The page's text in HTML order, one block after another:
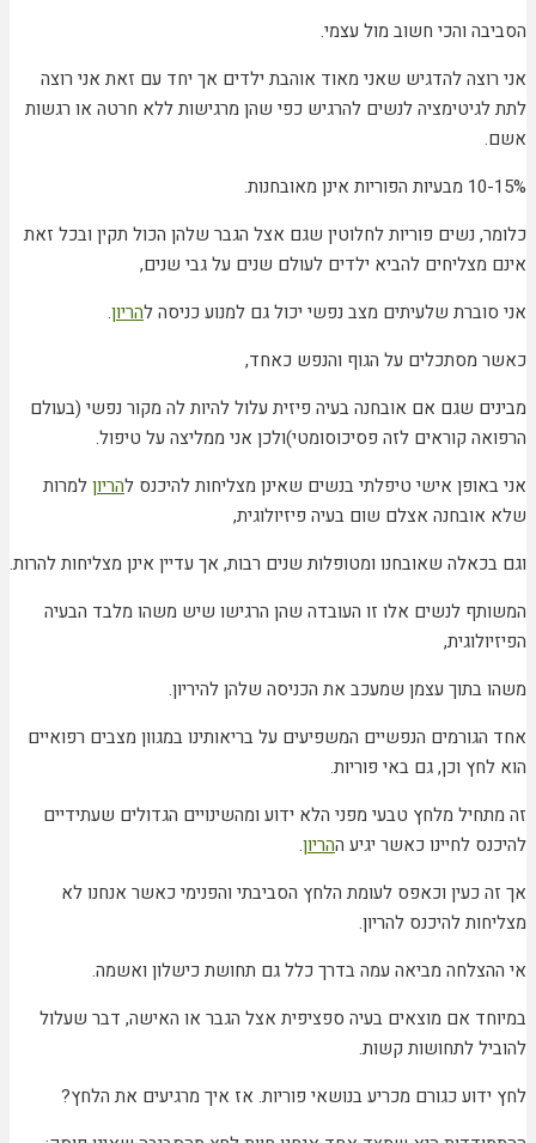
הסביבה והכי חשוב מול עצמי.
אני רוצה להדגיש שאני מאוד אוהבת ילדים אך יחד עם זאת אני רוצה
לתת לגיטימציה לנשים להרגיש כפי שהן מרגישות ללא חרטה או רגשות
אשם.
10-15% מבעיות הפוריות אינן מאובחנות.
כלומר, נשים פוריות לחלוטין שגם אצל הגבר שלהן הכול תקין ובכל זאת
אינם מצליחים להביא ילדים לעולם שנים על גבי שנים,
אני סוברת שלעיתים מצב נפשי יכול גם למנוע כניסה להריון.
כאשר מסתכלים על הגוף והנפש כאחד,
מבינים שגם אם אובחנה בעיה פיזית עלול להיות לה מקור נפשי (בעולם
הרפואה קוראים לזה פסיכוסומטי)ולכן אני ממליצה על טיפול.
אני באופן אישי טיפלתי בנשים שאינן מצליחות להיכנס להריוןלמרות
שלא אובחנה אצלם שום בעיה פיזיולוגית,
וגם בכאלה שאובחנו ומטופלות שנים רבות, אך עדיין אינן מצליחות להרות.
המשותף לנשים אלו זו העובדה שהן הרגישו שיש משהו מלבד הבעיה
הפיזיולוגית,
משהו בתוך עצמן שמעכב את הכניסה שלהן להיריון.
אחד הגורמים הנפשיים המשפיעים על בריאותינו במגוון מצבים רפואיים
הוא לחץ וכן, גם באי פוריות.
זה מתחיל מלחץ טבעי מפני הלא ידוע ומהשינויים הגדולים שעתידיים
להיכנס לחיינו כאשר יגיע ההריון.
אך זה כעין וכאפס לעומת הלחץ הסביבתי והפנימי כאשר אנחנו לא
מצליחות להיכנס להריון.
אי ההצלחה מביאה עמה בדרך כלל גם תחושת כישלון ואשמה.
במיוחד אם מוצאים בעיה ספציפית אצל הגבר או האישה, דבר שעלול
להוביל לתחושות קשות.
לחץ ידוע כגורם מכריע בנושאי פוריות. אז איך מרגיעים את הלחץ?